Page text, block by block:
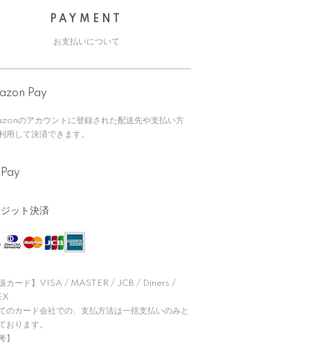
PAYMENT
お支払いについて
Pay
のアカウントに登録された配送先や支払い方
用して決済できます。
ット決済
扱カード】VISA / MASTER / JCB / Diners /
のカード会社での、支払方法は一括支払いのみと
おります。
】